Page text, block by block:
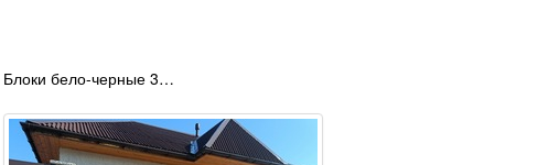
Блоки бело-черные 3…